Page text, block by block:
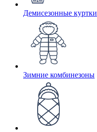
Демисезонные куртки
Зимние комбинезоны